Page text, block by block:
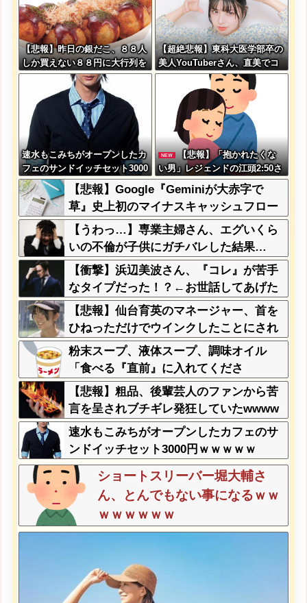
【悲報】昨日の銀だこ、８８人
しか買えない８８円に大行列を
なす都民コチラ・・・
【超絶悲報】東科大医学部卒の
美人YouTuberさん、直美でコ
メント欄が炎上してしまう…
速水もこみちがオープンしたカ
フェのサンドイッチセット3000
円ｗｗｗｗｗ
NEW
【悲報】「抱かれたくな
い男」レジェンドの江頭2:50さ
ん、変わり果てた姿で発見され
【悲報】Google『Geminiが大赤字で
草』史上初のマイナスキャッシュフロー
に陥る
【うわっ…】専業主婦さん、エグいくら
いの不倫が子供にガチバレした結果…
【衝撃】浜辺美波さん、『コレ』が苦手
なタイプだった！？←お世話してあげた
い弱男が大量沸きしてしまうw w w w w
w w w w
【悲報】仙台育英のマネージャー、首を
ひねっただけでウインクしたことにされ
てしまうｗｗｗ
粉末スープ、液体スープ、調味オイル
「食べる『直前』に入れてくださ
い！！」
【悲報】粗品、後輩芸人のファンから苦
言を呈されブチギレ発狂していたwwww
ww
速水もこみちがオープンしたカフェのサ
ンドイッチセット3000円ｗｗｗｗｗ
ショートスリーバー堀大輔さ
ん、とんでもない事になるｗｗ
ｗｗｗｗｗｗ